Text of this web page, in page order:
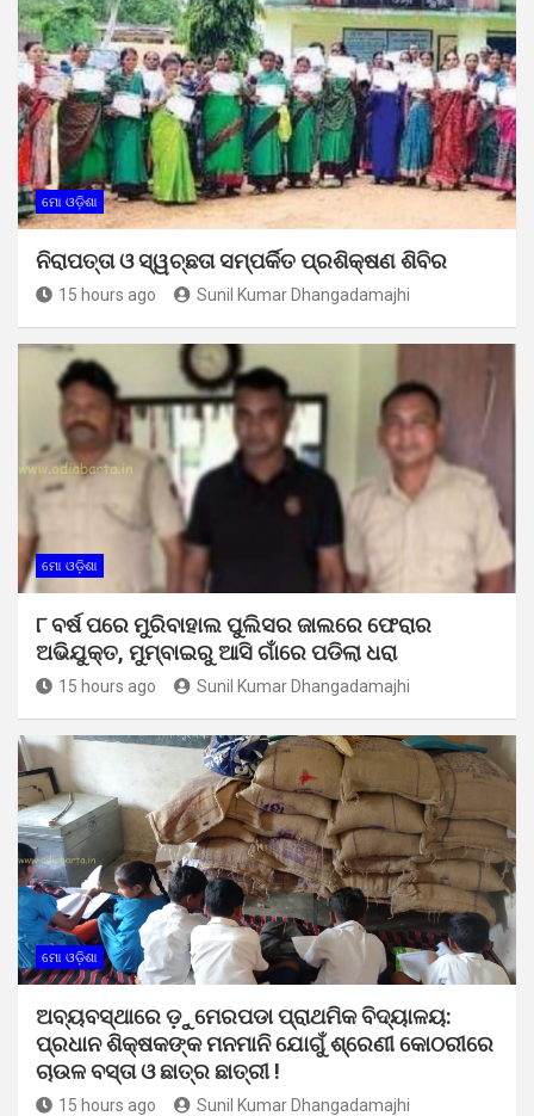
ମୋ ଓଡ଼ିଶା
ନିରାପତ୍ତା ଓ ସ୍ୱଚ୍ଛତା ସମ୍ପର୍କିତ ପ୍ରଶିକ୍ଷଣ ଶିବିର
15 hours ago Sunil Kumar Dhangadamajhi
ମୋ ଓଡ଼ିଶା
୮ ବର୍ଷ ପରେ ମୁରିବାହାଲ ପୁଲିସର ଜାଲରେ ଫେରାର
ଅଭିଯୁକ୍ତ, ମୁମ୍ବାଇରୁ ଆସି ଗାଁରେ ପଡିଲା ଧରା
15 hours ago Sunil Kumar Dhangadamajhi
ମୋ ଓଡ଼ିଶା
ଅବ୍ୟବସ୍ଥାରେ ଡ଼ୁମେରପଡା ପ୍ରାଥମିକ ବିଦ୍ୟାଳୟ:
ପ୍ରଧାନ ଶିକ୍ଷକଙ୍କ ମନମାନି ଯୋଗୁଁ ଶ୍ରେଣୀ କୋଠରୀରେ
ଚାଉଳ ବସ୍ତା ଓ ଛାତ୍ର ଛାତ୍ରୀ !
15 hours ago Sunil Kumar Dhangadamajhi